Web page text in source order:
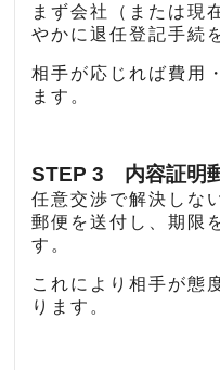
まず会社（または現
やかに退任登記手続
相手が応じれば費用
ます。
STEP 3 内容証明
任意交渉で解決しな
郵便を送付し、期限
す。
これにより相手が態
ります。